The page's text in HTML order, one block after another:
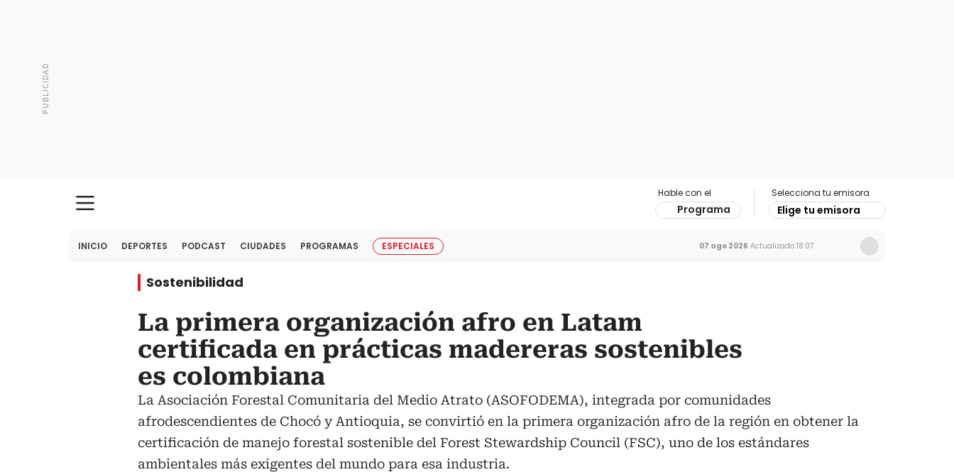
Hable con el
Programa
Selecciona tu emisora
Elige tu emisora
INICIO DEPORTES PODCAST CIUDADES PROGRAMAS ESPECIALES 07 ago 2026 Actualizado 18:07
Sostenibilidad
La primera organización afro en Latam
certificada en prácticas madereras sostenibles
es colombiana
La Asociación Forestal Comunitaria del Medio Atrato (ASOFODEMA), integrada por comunidades
afrodescendientes de Chocó y Antioquia, se convirtió en la primera organización afro de la región en obtener la
certificación de manejo forestal sostenible del Forest Stewardship Council (FSC), uno de los estándares
ambientales más exigentes del mundo para esa industria.